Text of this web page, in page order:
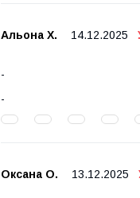
Альона Х. 14.12.2025
Оксана О. 13.12.2025